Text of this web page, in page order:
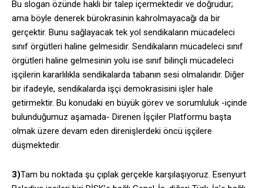
Bu slogan özünde haklı bir talep içermektedir ve doğrudur;
ama böyle denerek bürokrasinin kahrolmayacağı da bir
gerçektir. Bunu sağlayacak tek yol sendikaların mücadeleci
sınıf örgütleri haline gelmesidir. Sendikaların mücadeleci sınıf
örgütleri haline gelmesinin yolu ise sınıf bilinçli mücadeleci
işçilerin kararlılıkla sendikalarda tabanın sesi olmalarıdır. Diğer
bir ifadeyle, sendikalarda işçi demokrasisini işler hale
getirmektir. Bu konudaki en büyük görev ve sorumluluk -içinde
bulunduğumuz aşamada- Direnen İşçiler Platformu başta
olmak üzere devam eden direnişlerdeki öncü işçilere
düşmektedir.
3)Tam bu noktada şu çıplak gerçekle karşılaşıyoruz. Esenyurt